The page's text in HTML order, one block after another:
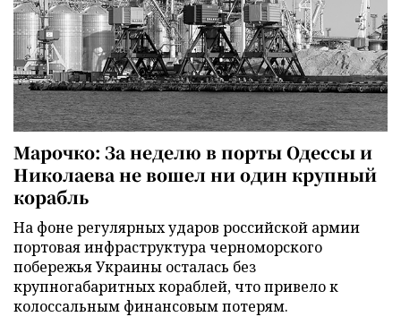
Марочко: За неделю в порты Одессы и
Николаева не вошел ни один крупный
корабль
На фоне регулярных ударов российской армии
портовая инфраструктура черноморского
побережья Украины осталась без
крупногабаритных кораблей, что привело к
колоссальным финансовым потерям.